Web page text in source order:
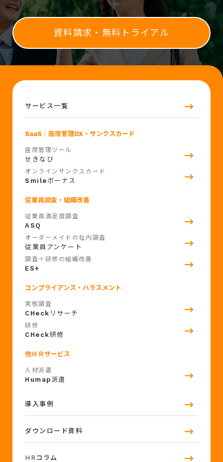
資料請求・無料トライアル
サービス一覧
SaaS ｜座席管理DX・サンクスカード
座席管理ツール
せきなび
オンラインサンクスカード
Smile ボーナス
従業員調査・組織改善
従業員満足度調査
ASQ
オーダーメイドの社内調査
従業員アンケート
調査＋研修の組織改善
ES+
コンプライアンス・ハラスメント
実態調査
CHeck リサーチ
研修
CHeck研修
他ＨＲサービス
人材派遣
Humap 派遣
導入事例
ダウンロード資料
HRコラム